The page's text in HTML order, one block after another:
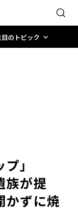
のトピック
」
が提
かずに焼